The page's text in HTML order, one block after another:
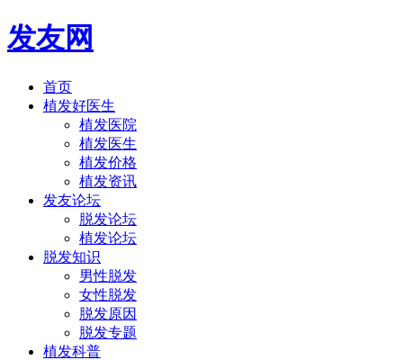
发友网
首页
植发好医生
植发医院
植发医生
植发价格
植发资讯
发友论坛
脱发论坛
植发论坛
脱发知识
男性脱发
女性脱发
脱发原因
脱发专题
植发科普